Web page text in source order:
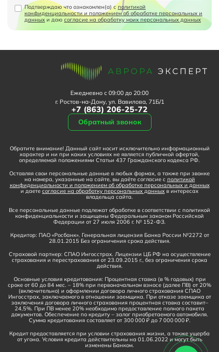
Подтверждаю что ознакомлен(а) сполитикой
конфиденциальности и положением об обработке персональных и
данных и даю согласие на обработку моих персональных данных
Ежедневно с 09:00 до 20:00
г. Ростов-на-Дону, ул. Вавилова, 71Б/1
+7 (863) 206-25-72
Обратный звонок
Обратите внимание! Данный сайт носит исключительно информационный
характер и ни при каких условиях не является публичной офертой,
определяемой положениями Статьи 437 Гражданского кодекса РФ.
Оставляя свои персональные данные в любых формах, а также при звонке
на номера, указанные на сайте, вы даёте согласие с политикой
конфиденциальности и положением об обработке персональных и данных
и даете согласие на обработку персональных данных в интересах
владельца сайта.
Все персональные данные подлежат обработке в соответствии с политикой
конфиденциальности и защищены Федеральным законом Российской
Федерации от 27 июля 2006 г. № 152-ФЗ.
Кредитор: ПАО «Росбанк». Генеральная лицензия Банка России №2272 от
28.01.2015 Без ограничения срока действия.
Страховой партнер: СПАО Ингосстрах. Лицензии ЦБ РФ на осуществление
страхования и перестрахования от 23.09.2015 г., без ограничения срока
действия.
Основные условия кредитования: Процентная ставка (в % годовых) при
сроке от 60 до 84 мес. – 18% при первоначальном взносе (далее ПВ) от 20%
(включительно) и оформлении договора личного страхования СПАО
Ингосстрах, заключаемого в отношении заемщика. При отказе заемщика от
заключения договора личного страхования процентная ставка составит–
24,5%. При ПВ менее 20% необходимо предоставление полного пакета
документов. Обеспечение по кредиту – залог приобретаемого автомобиля.
Сумма кредитования составляет от 300 000 ₽ до 7 000 000 ₽.
Кредит предоставляется при условии страхования жизни, а также ущерба
от угона. Условия кредита действительны на 01.06.2022 и могут быть
изменены Банком.